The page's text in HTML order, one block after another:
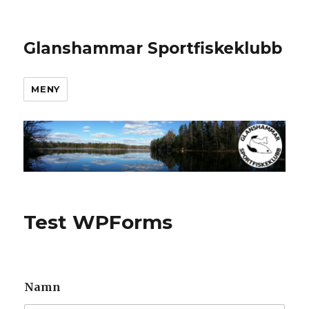
Glanshammar Sportfiskeklubb
MENY
Test WPForms
Namn